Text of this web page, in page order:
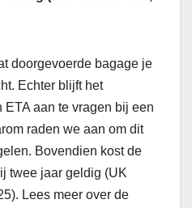
doorgevoerde bagage je
Echter blijft het
aan te vragen bij een
raden we aan om dit
Bovendien kost de
twee jaar geldig (UK
Lees meer over de